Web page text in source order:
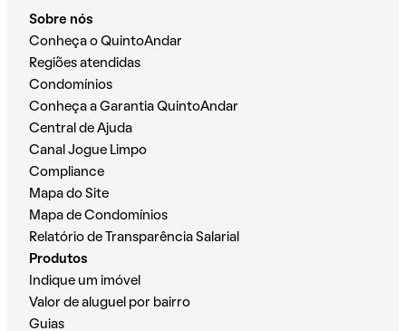
Sobre nós
Conheça o QuintoAndar
Regiões atendidas
Condomínios
Conheça a Garantia QuintoAndar
Central de Ajuda
Canal Jogue Limpo
Compliance
Mapa do Site
Mapa de Condomínios
Relatório de Transparência Salarial
Produtos
Indique um imóvel
Valor de aluguel por bairro
Guias